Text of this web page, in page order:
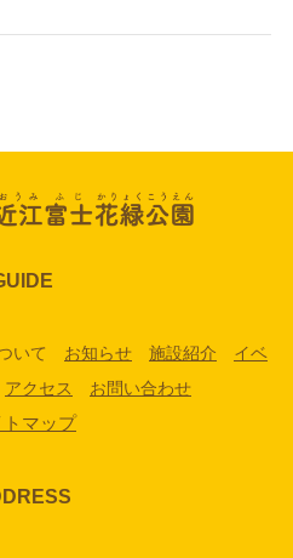
いて お知らせ 施設紹介
イベ
アクセス
お問い合わせ
トマップ